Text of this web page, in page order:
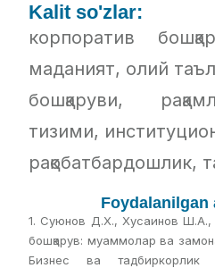
Kalit so'zlar:
корпоратив
маданият, олий
бошқаруви,
тизими,
рақобатбардошлик,
Foydalanilgan
1. Суюнов Д.Х., Хусаинов
бошқарув: муаммолар ва
Бизнес ва тадбиркорлик